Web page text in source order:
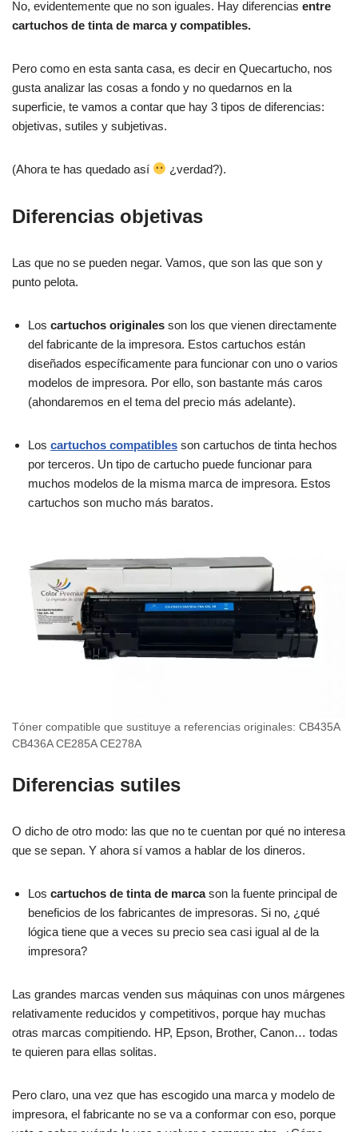
No, evidentemente que no son iguales. Hay diferencias entre
cartuchos de tinta de marca y compatibles.
Pero como en esta santa casa, es decir en Quecartucho, nos
gusta analizar las cosas a fondo y no quedarnos en la
superficie, te vamos a contar que hay 3 tipos de diferencias:
objetivas, sutiles y subjetivas.
(Ahora te has quedado así ¿verdad?).
Diferencias objetivas
Las que no se pueden negar. Vamos, que son las que son y
punto pelota.
Los cartuchos originales son los que vienen directamente
del fabricante de la impresora. Estos cartuchos están
diseñados específicamente para funcionar con uno o varios
modelos de impresora. Por ello, son bastante más caros
(ahondaremos en el tema del precio más adelante).
Los cartuchos compatibles son cartuchos de tinta hechos
por terceros. Un tipo de cartucho puede funcionar para
muchos modelos de la misma marca de impresora. Estos
cartuchos son mucho más baratos.
Tóner compatible que sustituye a referencias originales: CB435A
CB436A CE285A CE278A
Diferencias sutiles
O dicho de otro modo: las que no te cuentan por qué no interesa
que se sepan. Y ahora sí vamos a hablar de los dineros.
Los cartuchos de tinta de marcason la fuente principal de
beneficios de los fabricantes de impresoras. Si no, ¿qué
lógica tiene que a veces su precio sea casi igual al de la
impresora?
Las grandes marcas venden sus máquinas con unos márgenes
relativamente reducidos y competitivos, porque hay muchas
otras marcas compitiendo. HP, Epson, Brother, Canon… todas
te quieren para ellas solitas.
Pero claro, una vez que has escogido una marca y modelo de
impresora, el fabricante no se va a conformar con eso, porque